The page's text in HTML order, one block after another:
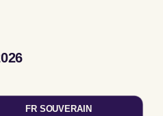
FR SOUVERAIN